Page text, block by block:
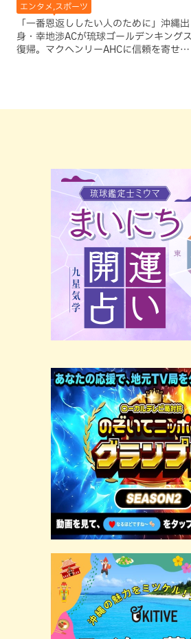
エンタメ,スポーツ
「一番恩返ししたい人のために」沖縄出
身・幸地渉ACが琉球ゴールデンキングス
復帰。マクヘンリーAHCに信頼を寄せる